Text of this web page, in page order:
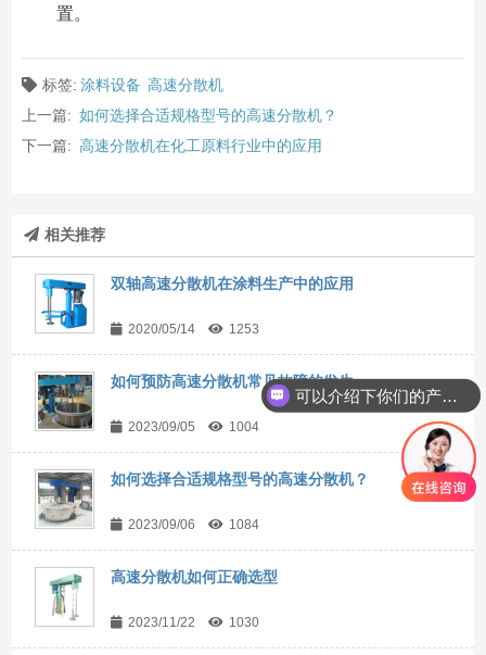
置。
标签: 涂料设备 高速分散机
上一篇: 如何选择合适规格型号的高速分散机？
下一篇: 高速分散机在化工原料行业中的应用
相关推荐
双轴高速分散机在涂料生产中的应用
2020/05/14 1253
如何预防高速分散机常见故障的发生
2023/09/05 1004
如何选择合适规格型号的高速分散机？
2023/09/06 1084
高速分散机如何正确选型
2023/11/22 1030
可以介绍下你们的产品么？